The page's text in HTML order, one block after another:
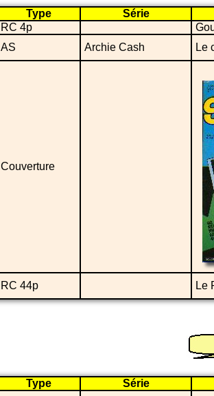
Type
Série
RC 4p
AS Archie Cash Le
Couverture
RC 44p Le
Type Série